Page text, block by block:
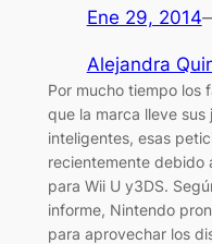
Ene 29, 2014
Alejandra
Por mucho tiempo los
que la marca lleve sus
inteligentes, esas
recientemente debido
para Wii U y3DS.
informe, Nintendo
para aprovechar los